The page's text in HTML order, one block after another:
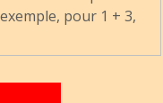
pour 1 + 3,